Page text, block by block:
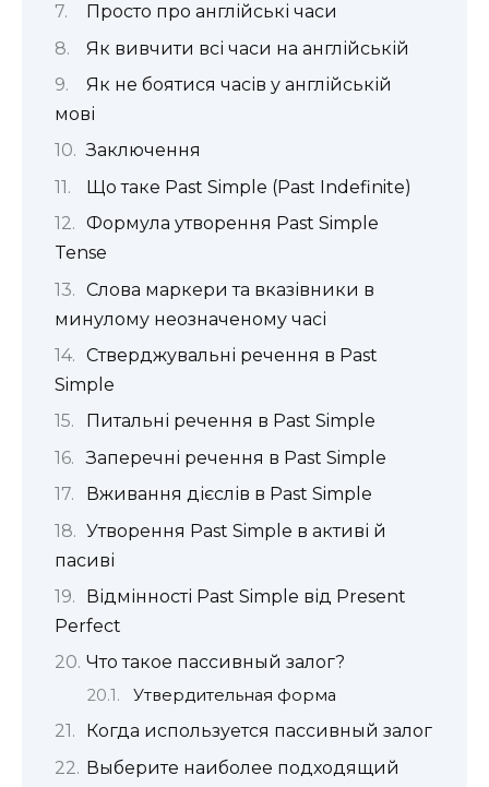
Просто про англійські часи
Як вивчити всі часи на англійській
Як не боятися часів у англійській
мові
Заключення
Що таке Past Simple (Past Indefinite)
Формула утворення Past Simple
Tense
Слова маркери та вказівники в
минулому неозначеному часі
Стверджувальні речення в Past
Simple
Питальні речення в Past Simple
Заперечні речення в Past Simple
Вживання дієслів в Past Simple
Утворення Past Simple в активі й
пасиві
Відмінності Past Simple від Present
Perfect
Что такое пассивный залог?
Утвердительная форма
Когда используется пассивный залог
Выберите наиболее подходящий